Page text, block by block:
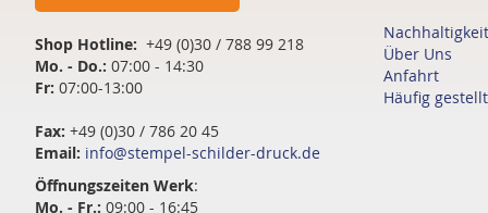
Shop Hotline: +49 (0)30 / 788 99 218
Mo. - Do.: 07:00 - 14:30
Fr: 07:00-13:00
Fax: +49 (0)30 / 786 20 45
Email: info@stempel-schilder-druck.de
Öffnungszeiten Werk:
Mo. - Fr.: 09:00 - 16:45
Nachhaltigkeit
Über Uns
Anfahrt
Häufig